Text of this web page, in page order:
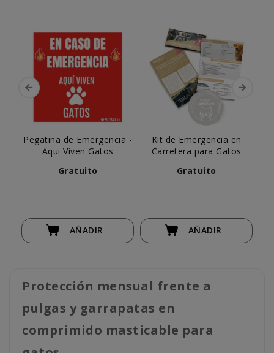
Pegatina de Emergencia -
Aqui Viven Gatos
Gratuito
AÑADIR
Kit de Emergencia en
Carretera para Gatos
Gratuito
AÑADIR
Protección mensual frente a
pulgas y garrapatas en
comprimido masticable para